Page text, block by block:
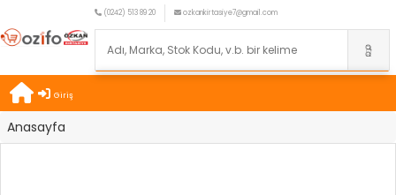
(0242) 513 89 20 ozkankirtasiye7@gmail.com
Giriş
Anasayfa